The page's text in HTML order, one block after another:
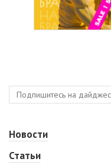
Новости
Статьи